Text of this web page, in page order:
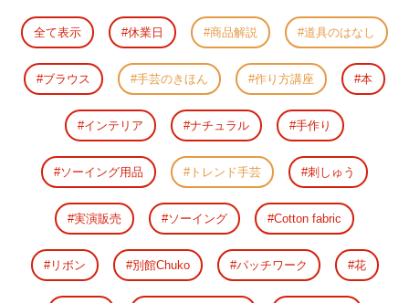
全て表示 休業日 商品解説 道具のはなし
ブラウス 手芸のきほん 作り方講座 本
インテリア ナチュラル 手作り
ソーイング用品 トレンド手芸 刺しゅう
実演販売 ソーイング Cotton fabric
リボン 別館Chuko パッチワーク 花